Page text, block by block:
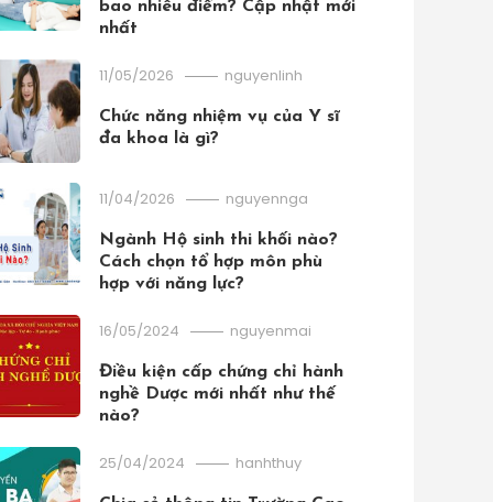
HIỂM SỨC KHỎE
2018 Tiến Dũng
dẫn tra cứu mã số thẻ bảo
bao nhiêu điểm? Cập nhật mới
nhất
11/05/2026 nguyenlinh
Chức năng nhiệm vụ của Y sĩ
đa khoa là gì?
11/04/2026 nguyennga
Ngành Hộ sinh thi khối nào?
Cách chọn tổ hợp môn phù
hợp với năng lực?
16/05/2024 nguyenmai
Điều kiện cấp chứng chỉ hành
nghề Dược mới nhất như thế
nào?
25/04/2024 hanhthuy